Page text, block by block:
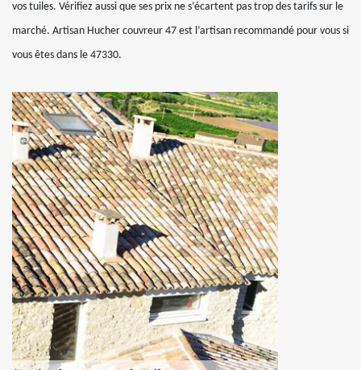
vos tuiles. Vérifiez aussi que ses prix ne s’écartent pas trop des tarifs sur le
marché. Artisan Hucher couvreur 47 est l’artisan recommandé pour vous si
vous êtes dans le 47330.